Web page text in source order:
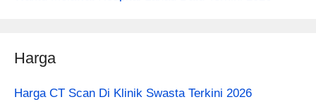
Harga
Harga CT Scan Di Klinik Swasta Terkini 2026